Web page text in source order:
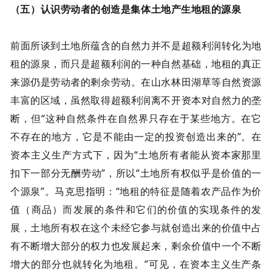
（五）认识劳动者的创造是集体土地产生地租的源泉
前面所谈到土地所蕴含的自然力并不是超额利润转化为地
租的源泉，而只是超额利润的一种自然基础，地租的真正
来源仍是劳动者的剩余劳动。在山水林田湖草等自然资源
丰富的区域，虽然取得超额利润离不开资本对自然力的垄
断，但“这种自然条件在自然界只存在于某些地方。在它
不存在的地方，它是不能由一定的投资创造出来的”。在
资本主义生产方式下，因为“土地所有者能从资本家那里
扣下一部分无酬劳动”，所以“土地所有权似乎是价值的一
个源泉”。马克思指明：“地租的特征是随着农产品作为价
值（商品）而发展的条件和它们的价值的实现条件的发
展，土地所有权在这个未经它参与就创造出来的价值中占
有不断增大部分的权力也发展起来，剩余价值中一个不断
增大的部分也就转化为地租。”可见，在资本主义生产条